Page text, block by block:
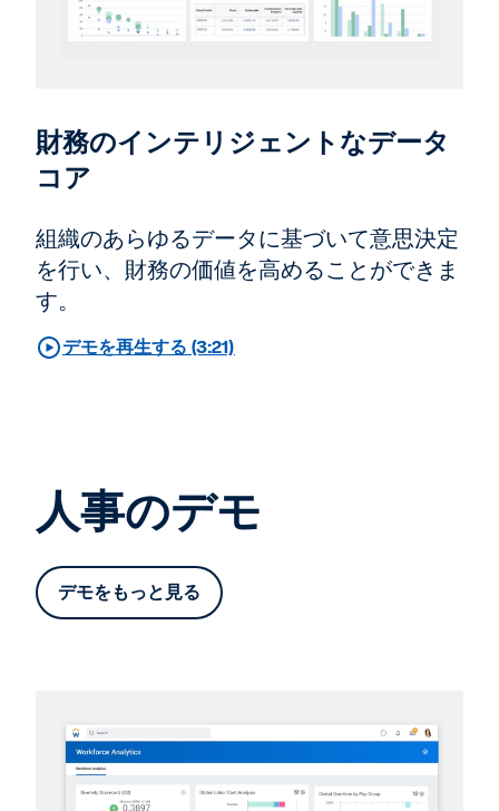
財務のインテリジェントなデータ
コア
組織のあらゆるデータに基づいて意思決定
を行い、財務の価値を高めることができま
す。
デモを再生する (3:21)
人事のデモ
デモをもっと見る